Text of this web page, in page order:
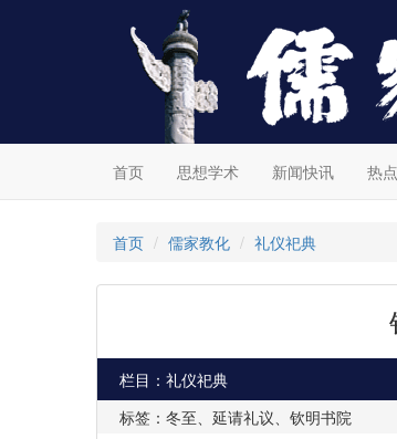
首页 思想学术 新闻快讯 热
首页 儒家教化 礼仪祀典
栏目：礼仪祀典
标签：冬至、延请礼议、钦明书院